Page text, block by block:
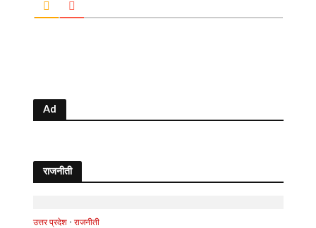
Ad
राजनीती
उत्तर प्रदेश • राजनीती